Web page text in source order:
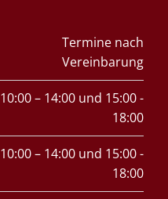
Termine nach
Vereinbarung
10:00 – 14:00 und 15:00 -
18:00
10:00 – 14:00 und 15:00 -
18:00